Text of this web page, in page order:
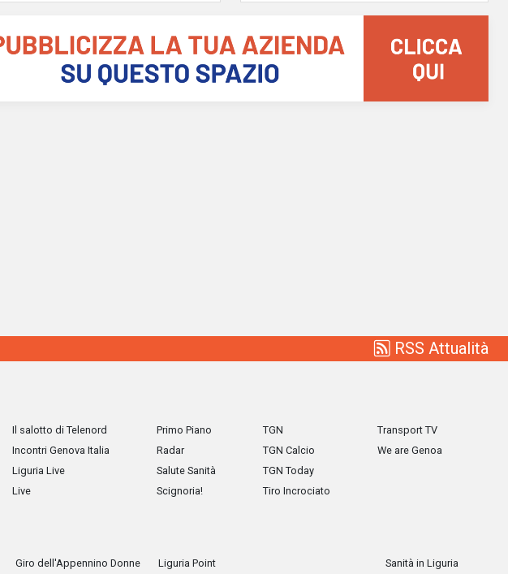
RSS Attualità
Il salotto di Telenord
Incontri Genova Italia
Liguria Live
Live
Primo Piano
Radar
Salute Sanità
Scignoria!
TGN
TGN Calcio
TGN Today
Tiro Incrociato
Transport TV
We are Genoa
Giro dell'Appennino Donne Liguria Point Sanità in Liguria